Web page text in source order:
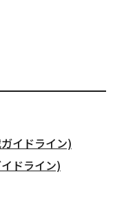
イドライン)
ドライン)